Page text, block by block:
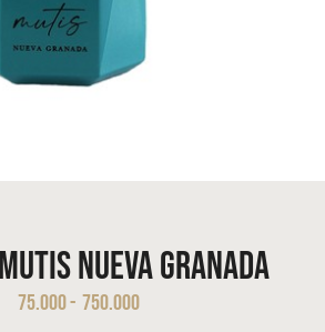
Nueva Granada
75.000- 750.000